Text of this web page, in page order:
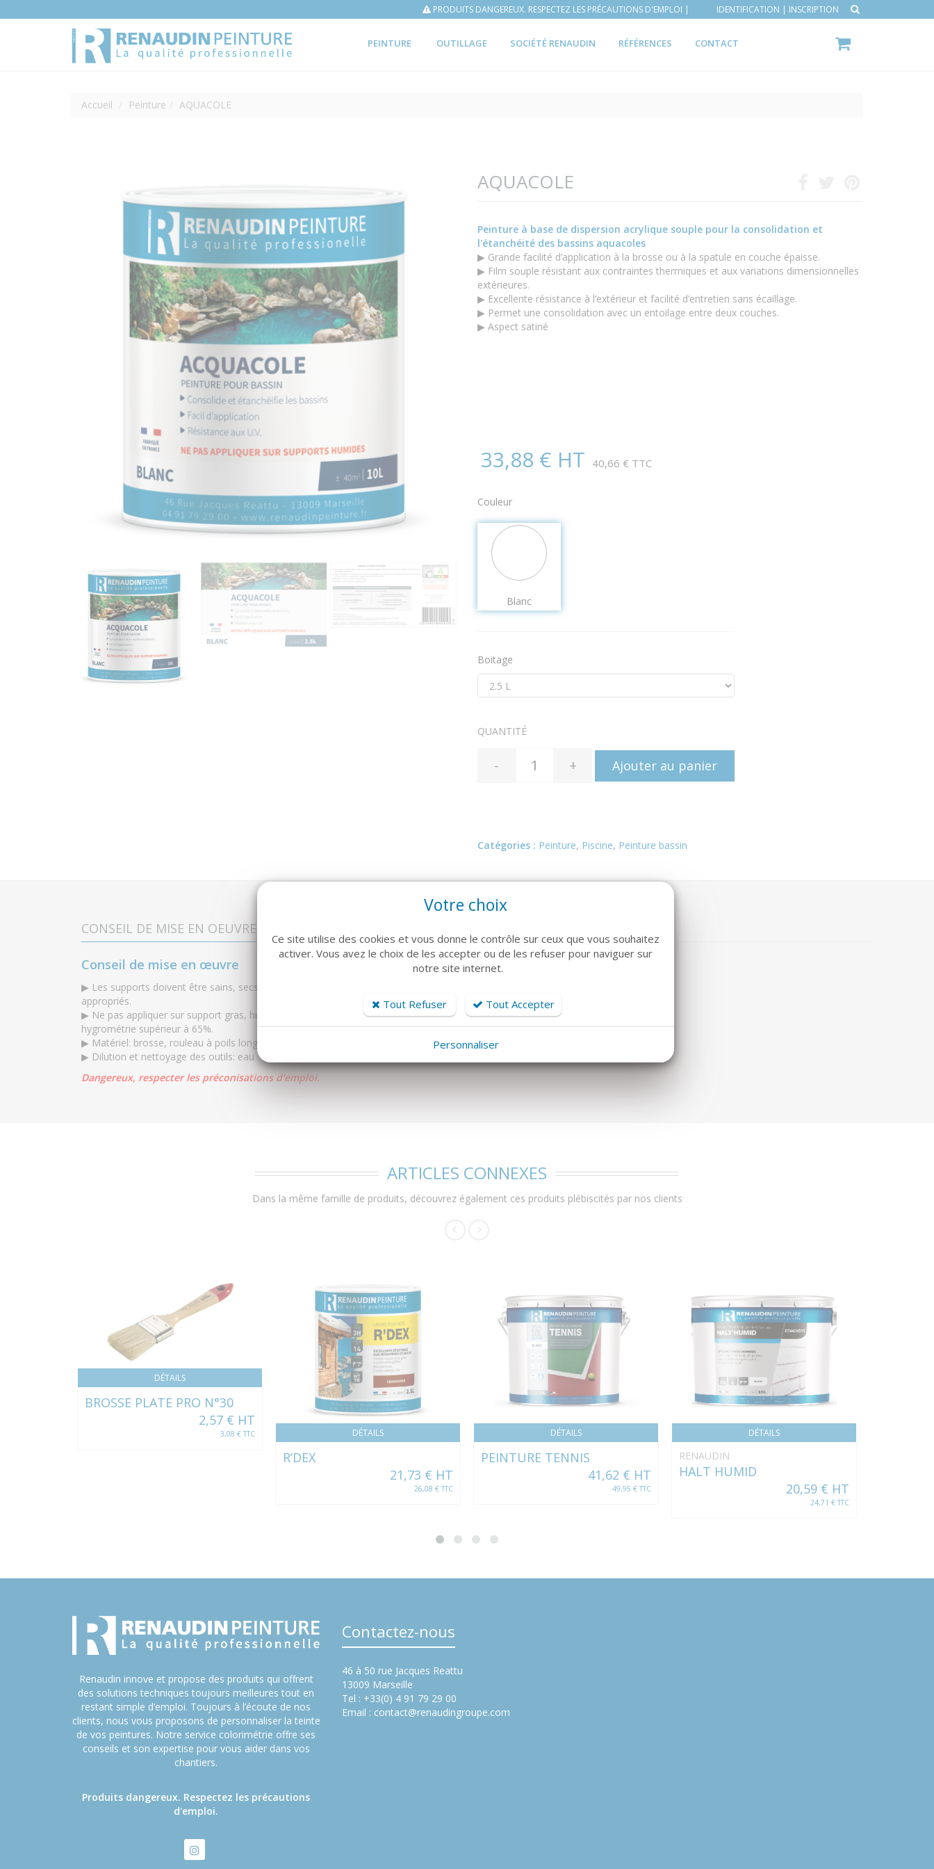
PRODUITS DANGEREUX. RESPECTEZ LES PRÉCAUTIONS D'EMPLOI | IDENTIFICATION | INSCRIPTION
PEINTURE OUTILLAGE SOCIÉTÉ RENAUDIN RÉFÉRENCES CONTACT
Accueil Peinture AQUACOLE
AQUACOLE
Peinture à base de dispersion acrylique souple pour la consolidation et
l'étanchéité des bassins aquacoles
▶ Grande facilité d’application à la brosse ou à la spatule en couche épaisse.
▶ Film souple résistant aux contraintes thermiques et aux variations dimensionnelles
extérieures.
▶ Excellente résistance à l’extérieur et facilité d’entretien sans écaillage.
▶ Permet une consolidation avec un entoilage entre deux couches.
▶ Aspect satiné
33,88 € HT 40,66 € TTC
Couleur
Blanc
Boitage
QUANTITÉ
- + Ajouter au panier
Catégories : Peinture, Piscine, Peinture bassin
CONSEIL DE MISE EN OEUVRE
Conseil de mise en œuvre
▶ Les supports doivent être sains, secs et préparés. Nettoyer les fonds par moyens mécaniques ou chimiques
appropriés.
▶ Ne pas appliquer sur support gras, humide, condensant ou gelé; par température inférieure à 8°C et
hygrométrie supérieur à 65%.
▶ Matériel: brosse, rouleau à poils longs.
▶ Dilution et nettoyage des outils: eau
Dangereux, respecter les préconisations d’emploi.
ARTICLES CONNEXES
Dans la même famille de produits, découvrez également ces produits plébiscités par nos clients
DÉTAILS
BROSSE PLATE PRO N°30
2,57 € HT
3,08 € TTC DÉTAILS
R’DEX
21,73 € HT
26,08 € TTC
DÉTAILS
PEINTURE TENNIS
41,62 € HT
49,95 € TTC
DÉTAILS
RENAUDIN
HALT HUMID
20,59 € HT
24,71 € TTC
Renaudin innove et propose des produits qui offrent
des solutions techniques toujours meilleures tout en
restant simple d’emploi. Toujours à l’écoute de nos
clients, nous vous proposons de personnaliser la teinte
de vos peintures. Notre service colorimétrie offre ses
conseils et son expertise pour vous aider dans vos
chantiers.
Produits dangereux. Respectez les précautions
d'emploi.
Contactez-nous
46 à 50 rue Jacques Reattu
13009 Marseille
Tel : +33(0) 4 91 79 29 00
Email : contact@renaudingroupe.com
Votre choix
Ce site utilise des cookies et vous donne le contrôle sur ceux que vous souhaitez
activer. Vous avez le choix de les accepter ou de les refuser pour naviguer sur
notre site internet.
Tout Refuser Tout Accepter
Personnaliser